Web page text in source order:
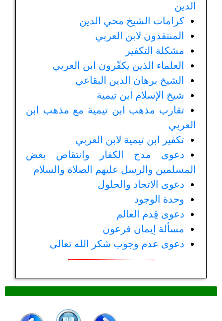
الدين
كرامات الشيخ محي الدين
المنتقدون لابن العربي
مشكلة التكفير
العلماء الذين يكفّرون ابن العربي
الشيخ برهان الدين البقاعي
شيخ الإسلام ابن تيمية
تقارب مذهب ابن تيمية مع مذهب ابن
العربي
تكفير ابن تيمية لابن العربي
دعوى مدح الكفار وانتقاص بعض
المسلمين والرسل عليهم الصلاة والسلام
دعوى الاتحاد والحلول
وحدة الوجود
دعوى قِدم العالم
مسألة إيمان فرعون
دعوى عدم وجوب شكر الله تعالى